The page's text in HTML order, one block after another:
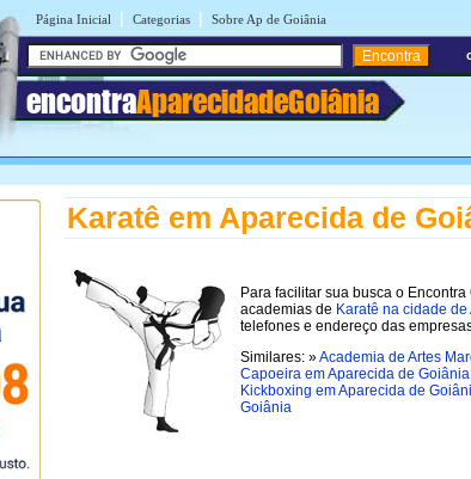
Página Inicial | Categorias | Sobre Ap de Goiânia
encontraAparecidadeGoiânia
Karatê em Aparecida de
Para facilitar sua busca o
academias de Karatê na cidade
telefones e endereço das
Similares: »Academia de Artes
Capoeira em Aparecida de Goiânia
Kickboxing em Aparecida de
Goiânia